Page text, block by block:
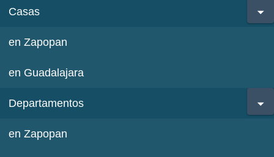
Casas
en Zapopan
en Guadalajara
Departamentos
en Zapopan